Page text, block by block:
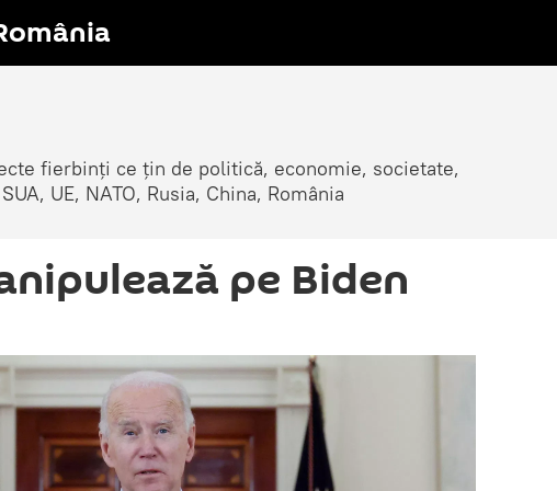
fierbinți ce țin de politică, economie, societate,
UE, NATO, Rusia, China, România
pe Biden